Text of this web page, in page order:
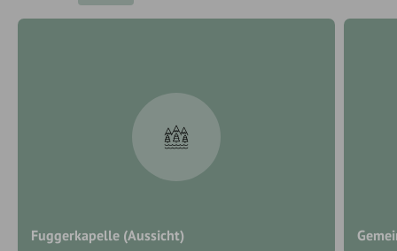
Fuggerkapelle (Aussicht)